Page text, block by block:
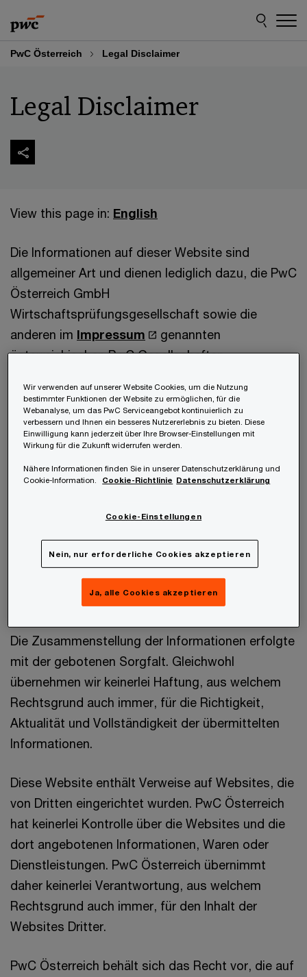
to
content
to
footer
PwC Österreich Legal Disclaimer
Legal Disclaimer
View this page in: English
Die Informationen auf dieser Website sind
allgemeiner Art und dienen lediglich dazu, die PwC
Österreich GmbH
Wirtschaftsprüfungsgesellschaft sowie die
anderen im Impressum
genannten
österreichischen PwC Gesellschaften
interessierten Internetnutzer vorzustellen. Für
Entscheidungen, die der Verwender auf Grund der
vorgenannten Informationen trifft, übernehmen
dass der vorliegende Inhalt weder eine individuelle
noch eine sonstige fachliche Auskunft oder
Empfehlung darstellt und nicht geeignet ist, eine
individuelle Beratung durch fachkundige Personen
unter Berücksichtigung der konkreten Umstände
des Einzelfalles zu ersetzen.
Die Zusammenstellung der Informationen erfolgte
mit der gebotenen Sorgfalt. Gleichwohl
übernehmen wir keinerlei Haftung, aus welchem
Rechtsgrund auch immer, für die Richtigkeit,
Aktualität und Vollständigkeit der übermittelten
Informationen.
Diese Website enthält Verweise auf Websites, die
von Dritten eingerichtet wurden. PwC Österreich
hat keinerlei Kontrolle über die Websites und die
dort angebotenen Informationen, Waren oder
Dienstleistungen. PwC Österreich übernimmt
daher keinerlei Verantwortung, aus welchem
Rechtsgrund auch immer, für den Inhalt der
Websites Dritter.
PwC Österreich behält sich das Recht vor, die auf
Wir verwenden auf unserer Website Cookies, um die Nutzung
bestimmter Funktionen der Website zu ermöglichen, für die
Webanalyse, um das PwC Serviceangebot kontinuierlich zu
verbessern und Ihnen ein besseres Nutzererlebnis zu bieten. Diese
Einwilligung kann jederzeit über Ihre Browser-Einstellungen mit
Wirkung für die Zukunft widerrufen werden.
Nähere Informationen finden Sie in unserer Datenschutzerklärung und
Cookie-Information.
Cookie-Richtlinie Datenschutzerklärung
Cookie-Einstellungen
Nein, nur erforderliche Cookies akzeptieren
Ja, alle Cookies akzeptieren